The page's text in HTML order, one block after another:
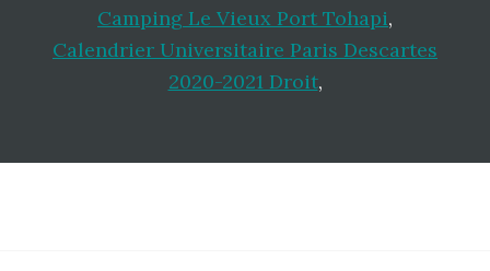
Camping Le Vieux Port Tohapi,
Calendrier Universitaire Paris Descartes
2020-2021 Droit,